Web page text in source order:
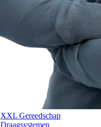
XXL Gereedschap
Draagsystemen